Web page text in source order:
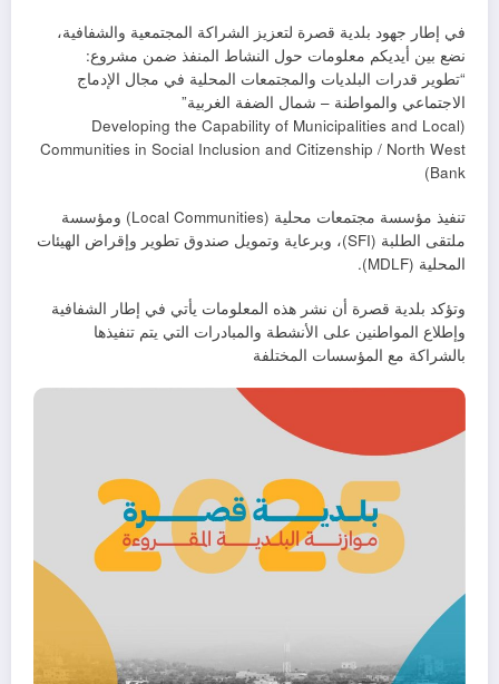
في إطار جهود بلدية قصرة لتعزيز الشراكة المجتمعية والشفافية،
نضع بين أيديكم معلومات حول النشاط المنفذ ضمن مشروع:
“تطوير قدرات البلديات والمجتمعات المحلية في مجال الإدماج
الاجتماعي والمواطنة – شمال الضفة الغربية”
(Developing the Capability of Municipalities and Local
Communities in Social Inclusion and Citizenship / North West
Bank)
تنفيذ مؤسسة مجتمعات محلية (Local Communities) ومؤسسة
ملتقى الطلبة (SFI)، وبرعاية وتمويل صندوق تطوير وإقراض الهيئات
المحلية (MDLF).
وتؤكد بلدية قصرة أن نشر هذه المعلومات يأتي في إطار الشفافية
وإطلاع المواطنين على الأنشطة والمبادرات التي يتم تنفيذها
بالشراكة مع المؤسسات المختلفة